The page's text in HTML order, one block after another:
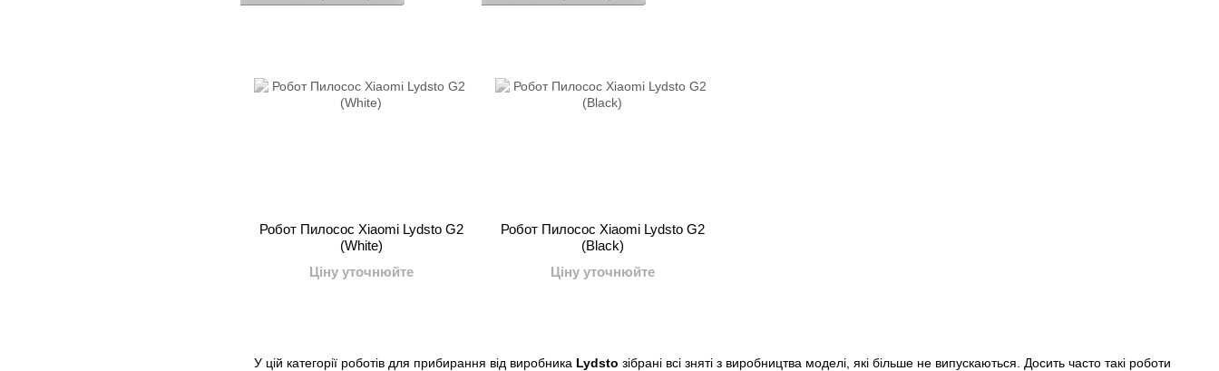
У цій категорії роботів для прибирання від виробника Lydsto зібрані всі зняті з виробництва моделі, які більше не випускаються. Досить часто такі роботи
Робот Пилосос Xiaomi Lydsto G2
(White)
Ціну уточнюйте
Робот Пилосос Xiaomi Lydsto G2
(Black)
Ціну уточнюйте